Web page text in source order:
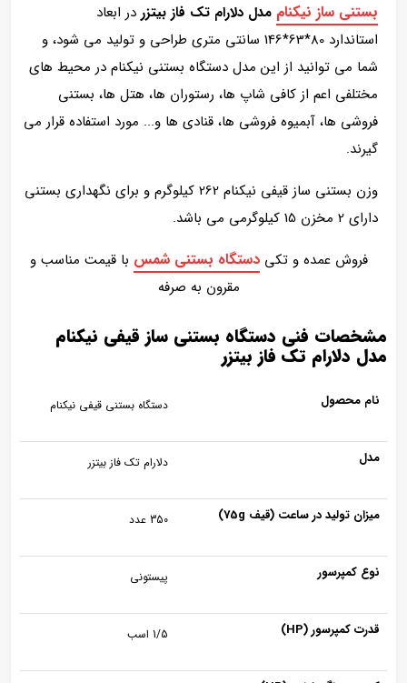
بستنی ساز نیکنام مدل دلارام تک فاز بیتزر در ابعاد
استاندارد 80*63*146 سانتی‌ متری طراحی و تولید می شود، و
شما می توانید از این مدل دستگاه بستنی نیکنام در محیط های
مختلفی اعم از کافی شاپ‌ ها، رستوران‌ ها، هتل‌ ها، بستنی
فروشی‌ ها، آبمیوه فروشی ها، قنادی ها و... مورد استفاده قرار می
گیرند.
وزن بستنی ساز قیفی نیکنام 262 کیلوگرم و برای نگهداری بستنی
دارای 2 مخزن 15 کیلوگرمی می باشد.
فروش عمده و تکی دستگاه بستنی شمس با قیمت مناسب و
مقرون به صرفه
مشخصات فنی دستگاه بستنی ساز قیفی نیکنام
مدل دلارام تک فاز بیتزر
نام محصول دستگاه بستنی قیفی نیکنام
مدل دلارام تک فاز بیتزر
میزان تولید در ساعت (قیف 75g) 350 عدد
نوع کمپرسور پیستونی
قدرت کمپرسور (HP) 1/5 اسب